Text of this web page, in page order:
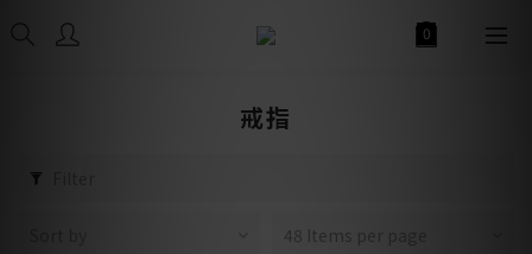
戒指
48 Items per page